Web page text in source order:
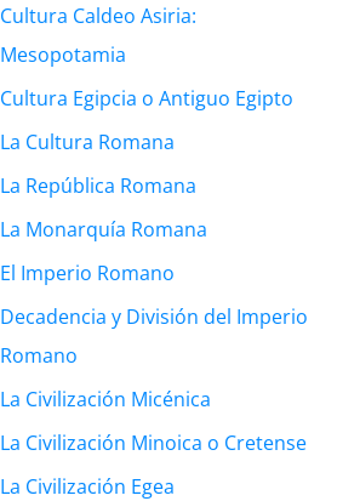
Cultura Caldeo Asiria:
Mesopotamia
Cultura Egipcia o Antiguo Egipto
La Cultura Romana
La República Romana
La Monarquía Romana
El Imperio Romano
Decadencia y División del Imperio
Romano
La Civilización Micénica
La Civilización Minoica o Cretense
La Civilización Egea